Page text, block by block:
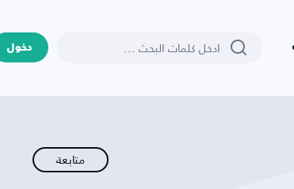
دخول
متابعة